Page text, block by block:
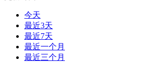
今天
最近3天
最近7天
最近一个月
最近三个月